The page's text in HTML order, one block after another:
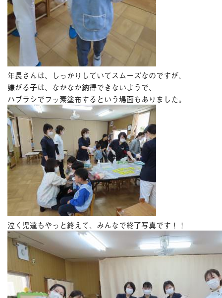
年長さんは、しっかりしていてスムーズなのですが、
嫌がる子は、なかなか納得できないようで、
ハブラシでフッ素塗布するという場面もありました。
泣く児達もやっと終えて、みんなで終了写真です！！